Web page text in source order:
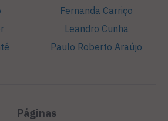
Fernanda Carriço
Leandro Cunha
Paulo Roberto Araújo
Páginas